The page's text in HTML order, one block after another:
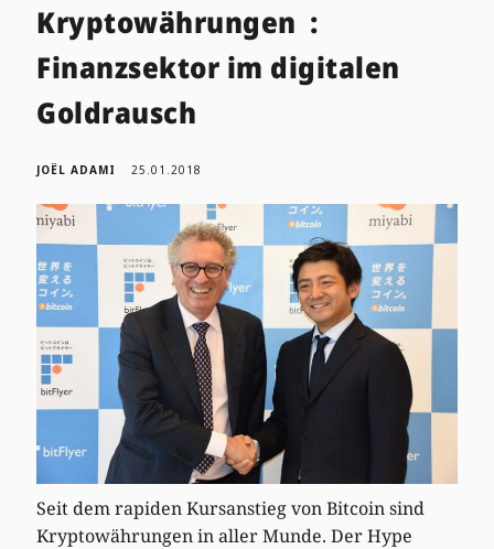
Kryptowährungen :
Finanzsektor im digitalen
Goldrausch
JOËL ADAMI 25.01.2018
Seit dem rapiden Kursanstieg von Bitcoin sind
Kryptowährungen in aller Munde. Der Hype